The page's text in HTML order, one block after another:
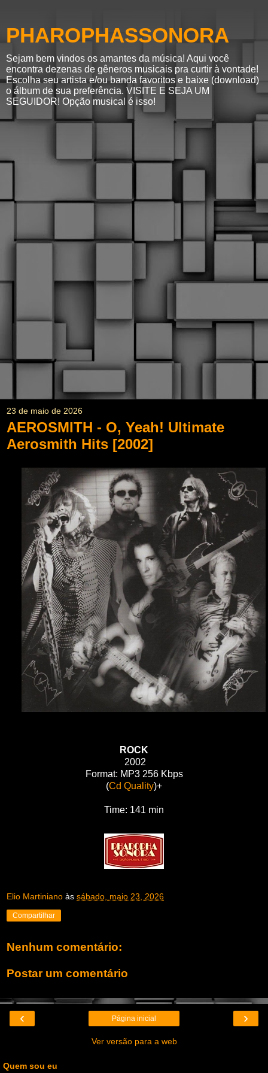
PHAROPHASSONORA
Sejam bem vindos os amantes da música! Aqui você
encontra dezenas de gêneros musicais pra curtir à vontade!
Escolha seu artista e/ou banda favoritos e baixe (download)
o álbum de sua preferência. VISITE E SEJA UM
SEGUIDOR! Opção musical é isso!
23 de maio de 2026
AEROSMITH - O, Yeah! Ultimate
Aerosmith Hits [2002]
ROCK
2002
Format: MP3 256 Kbps
(Cd Quality)+
Time: 141 min
Elio Martiniano às sábado, maio 23, 2026
Compartilhar
Nenhum comentário:
Postar um comentário
‹ ›
Página inicial
Ver versão para a web
Quem sou eu